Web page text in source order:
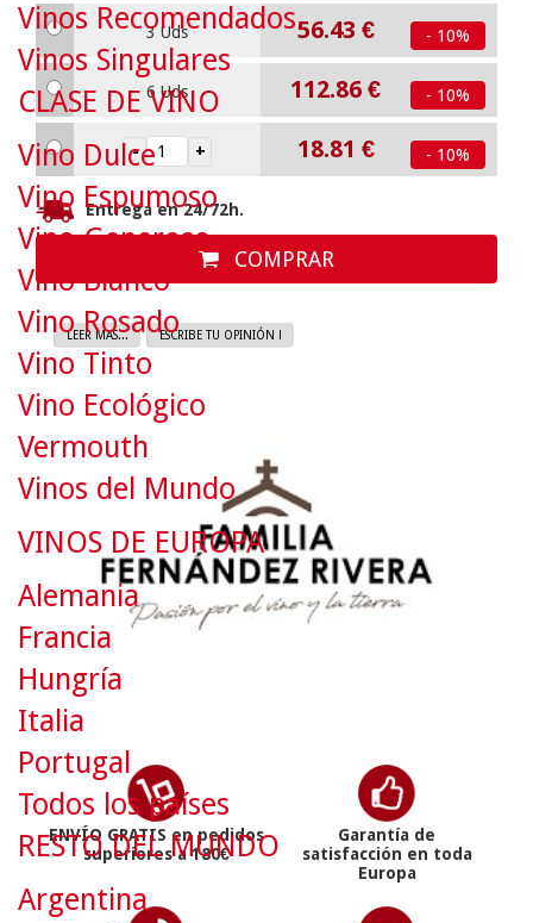
3 Uds 56.43 € - 10%
6 Uds 112.86 € - 10%
18.81 € - 10%
Entrega en 24/72h.
COMPRAR
LEER MAS... ESCRIBE TU OPINIÓN !
ENVÍO GRATIS en pedidos
superiores a 180€
Garantía de
satisfacción en toda
Europa
Vinos Recomendados
Vinos Singulares
CLASE DE VINO
Vino Dulce
Vino Espumoso
Vino Generoso
Vino Blanco
Vino Rosado
Vino Tinto
Vino Ecológico
Vermouth
Vinos del Mundo
VINOS DE EUROPA
Alemania
Francia
Hungría
Italia
Portugal
Todos los países
RESTO DEL MUNDO
Argentina